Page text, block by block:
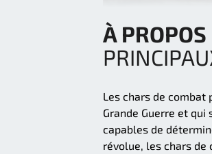
À PROPOS
Les chars de
Grande Guerre et
capables de
révolue, les chars